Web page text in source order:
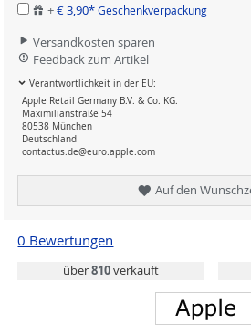
+€ 3,90*Geschenkverpackung
Versandkosten sparen
Feedback zum Artikel
Verantwortlichkeit in der EU:
Apple Retail Germany B.V. & Co. KG.
Maximilianstraße 54
80538 München
Deutschland
contactus.de@euro.apple.com
Auf den
0 Bewertungen
über810verkauft